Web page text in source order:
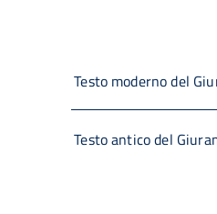
Testo moderno del
Testo antico del